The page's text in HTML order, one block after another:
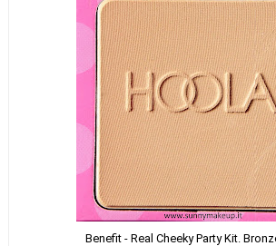
Benefit - Real Cheeky Party Kit.